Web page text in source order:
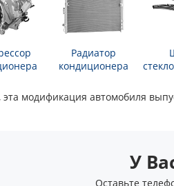
Радиатор
кондиционера
модификация автомобиля
У
Оставьте